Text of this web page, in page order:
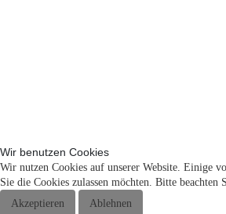
Wir benutzen Cookies
Wir nutzen Cookies auf unserer Website. Einige
Sie die Cookies zulassen möchten. Bitte
Akzeptieren
Ablehnen